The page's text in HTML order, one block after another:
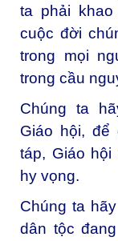
ta phải
cuộc đời
trong mọi
trong cầu
Chúng ta
Giáo hội, để
táp, Giáo
hy vọng.
Chúng ta
dân tộc